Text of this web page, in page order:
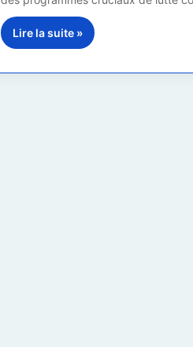
Lire la suite »